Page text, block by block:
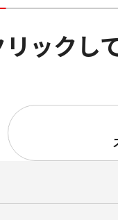
ックし